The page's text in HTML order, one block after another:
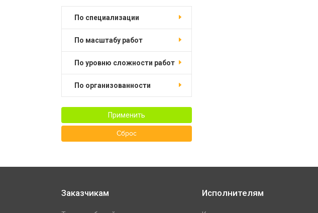
по специализации
по масштабу работ
по уровню сложности работ
по организованности
Применить
Сброс
Заказчикам Исполнителям